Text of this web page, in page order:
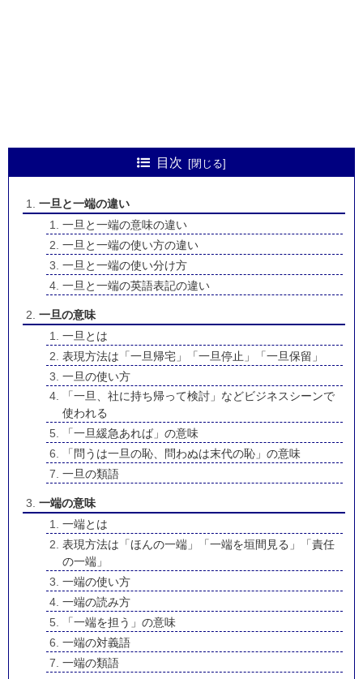
目次
一旦と一端の違い
一旦と一端の意味の違い
一旦と一端の使い方の違い
一旦と一端の使い分け方
一旦と一端の英語表記の違い
一旦の意味
一旦とは
表現方法は「一旦帰宅」「一旦停止」「一旦保留」
一旦の使い方
「一旦、社に持ち帰って検討」などビジネスシーンで
使われる
「一旦緩急あれば」の意味
「問うは一旦の恥、問わぬは末代の恥」の意味
一旦の類語
一端の意味
一端とは
表現方法は「ほんの一端」「一端を垣間見る」「責任
の一端」
一端の使い方
一端の読み方
「一端を担う」の意味
一端の対義語
一端の類語